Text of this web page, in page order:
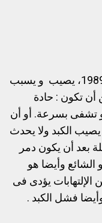
فيروس سى هو فيروس أكتشف عام1989، يصيب و يسبب
أن تكون : حادة
تشفى بسرعة. أو أن
الكبد ولا يحدث
بعد أن يكون دمر
الشائع وأيضا هو
يؤدى فى
فشل الكبد .